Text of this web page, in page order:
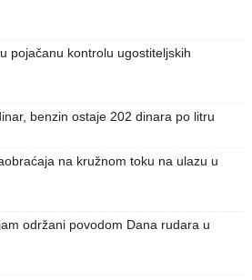
pojačanu kontrolu ugostiteljskih
benzin ostaje 202 dinara po litru
na kružnom toku na ulazu u
održani povodom Dana rudara u